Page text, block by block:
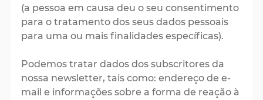
(a pessoa em causa deu o seu consentimento
para o tratamento dos seus dados pessoais
para uma ou mais finalidades específicas).
Podemos tratar dados dos subscritores da
nossa newsletter, tais como: endereço de e-
mail e informações sobre a forma de reação à